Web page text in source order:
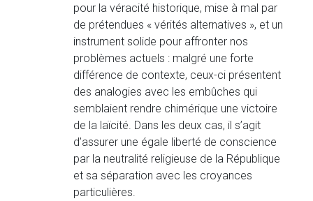
pour la véracité historique, mise à mal par
de prétendues « vérités alternatives », et un
instrument solide pour affronter nos
problèmes actuels : malgré une forte
différence de contexte, ceux-ci présentent
des analogies avec les embûches qui
semblaient rendre chimérique une victoire
de la laïcité. Dans les deux cas, il s’agit
d’assurer une égale liberté de conscience
par la neutralité religieuse de la République
et sa séparation avec les croyances
particulières.